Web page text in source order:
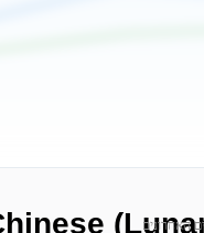
מלא של 6 החודשים האחרונים